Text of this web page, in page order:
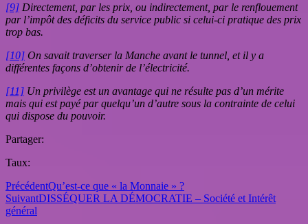
[9] Directement, par les prix, ou indirectement, par le renflouement
par l’impôt des déficits du service public si celui-ci pratique des prix
trop bas.
[10] On savait traverser la Manche avant le tunnel, et il y a
différentes façons d’obtenir de l’électricité.
[11] Un privilège est un avantage qui ne résulte pas d’un mérite
mais qui est payé par quelqu’un d’autre sous la contrainte de celui
qui dispose du pouvoir.
Partager:
Taux:
PrécédentQu’est-ce que « la Monnaie » ?
SuivantDISSÉQUER LA DÉMOCRATIE – Société et Intérêt
général